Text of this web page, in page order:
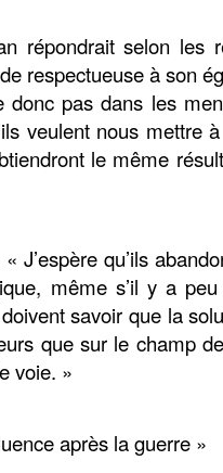
répondrait selon les
respectueuse à son
donc pas dans les
veulent nous mettre
le même
J’espère qu’ils
même s’il y a peu
savoir que la
que sur le champ
voie. »
après la guerre »